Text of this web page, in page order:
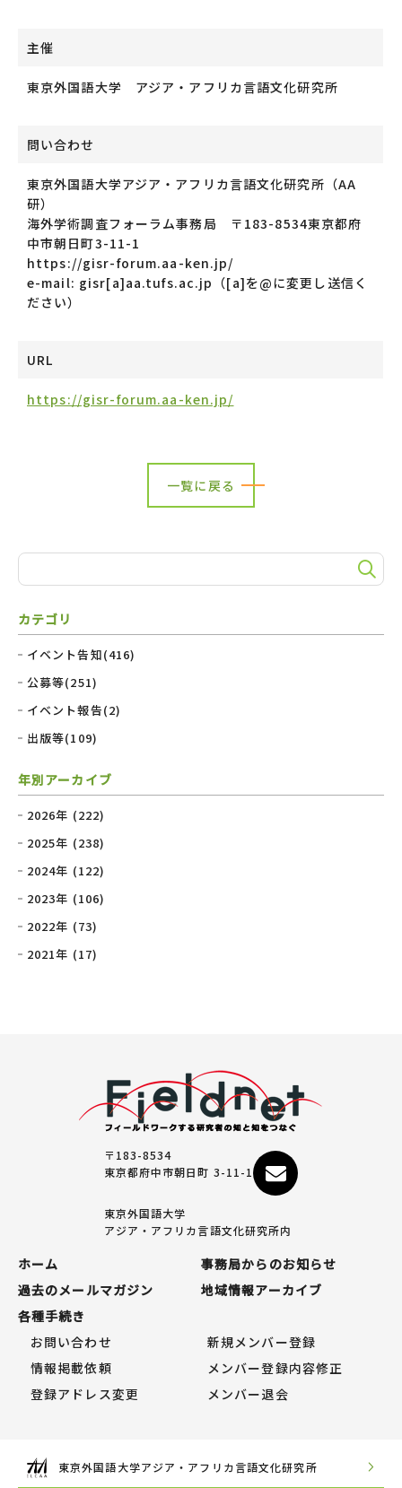
主催
東京外国語大学 アジア・アフリカ言語文化研究所
問い合わせ
東京外国語大学アジア・アフリカ言語文化研究所（AA
研）
海外学術調査フォーラム事務局 〒183-8534東京都府
中市朝日町3-11-1
https://gisr-forum.aa-ken.jp/
e-mail: gisr[a]aa.tufs.ac.jp（[a]を@に変更し送信く
ださい）
URL
https://gisr-forum.aa-ken.jp/
一覧に戻る
カテゴリ
イベント告知(416)
公募等(251)
イベント報告(2)
出版等(109)
年別アーカイブ
2026年 (222)
2025年 (238)
2024年 (122)
2023年 (106)
2022年 (73)
2021年 (17)
〒183-8534
東京都府中市朝日町 3-11-1
東京外国語大学
アジア・アフリカ言語文化研究所内
ホーム
事務局からのお知らせ
過去のメールマガジン
地域情報アーカイブ
各種手続き
お問い合わせ
新規メンバー登録
情報掲載依頼
メンバー登録内容修正
登録アドレス変更
メンバー退会
東京外国語大学アジア・アフリカ言語文化研究所